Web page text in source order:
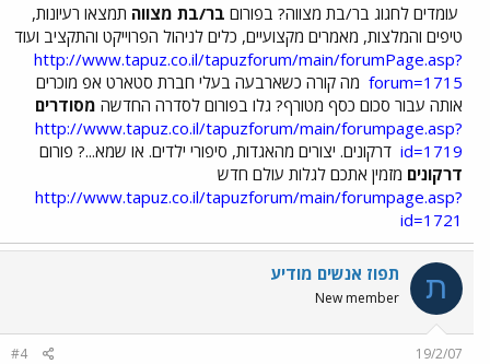
עומדים לחגוג בר/בת מצווה? בפורום בר/בת מצווה תמצאו רעיונות,
טיפים והמלצות, מאמרים מקצועיים, כלים לניהול הפרוייקט והתקציב ועוד
http://www.tapuz.co.il/tapuzforum/main/forumPage.asp?
forum=1715 מה קורה כשארבעה בעלי חברת סטארט אפ מוכרים
אותה עבור סכום כסף מטורף? גלו בפורום לסדרה החדשה מסודרים
http://www.tapuz.co.il/tapuzforum/main/forumpage.asp?
id=1719 דרקונים. יצורים מהאגדות, סיפורי ילדים. או שמא...? פורום
דרקונים מזמין אתכם לגלות עולם חדש
http://www.tapuz.co.il/tapuzforum/main/forumpage.asp?
id=1721
ת תפוז אנשים מודיע
New member
19/2/07
#4